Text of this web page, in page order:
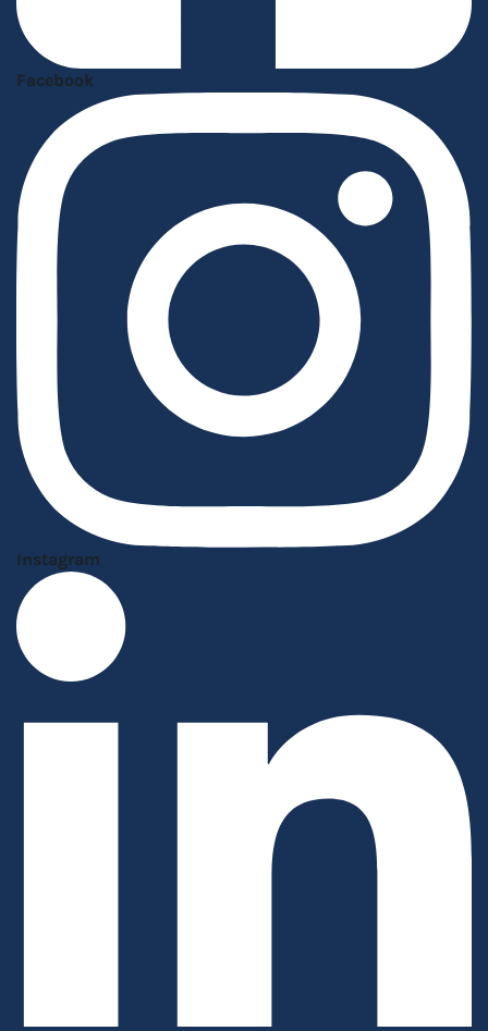
Facebook
Instagram